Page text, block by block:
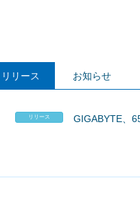
リリース お知らせ
リリース GIGABYTE、